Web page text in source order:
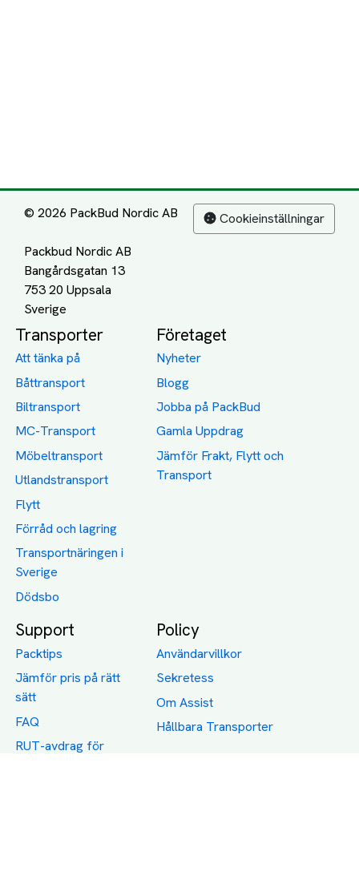
© 2026 PackBud Nordic AB
Packbud Nordic AB
Bangårdsgatan 13
753 20 Uppsala
Cookieinställningar
Transporter
Att tänka på
Båttransport
Biltransport
MC-Transport
Möbeltransport
Utlandstransport
Flytt
Förråd och lagring
Transportnäringen i
Sverige
Dödsbo
Företaget
Nyheter
Blogg
Jobba på PackBud
Gamla Uppdrag
Jämför Frakt, Flytt och
Transport
Support
Packtips
Jämför pris på rätt
sätt
FAQ
RUT-avdrag för
Policy
Användarvillkor
Sekretess
Om Assist
Hållbara Transporter